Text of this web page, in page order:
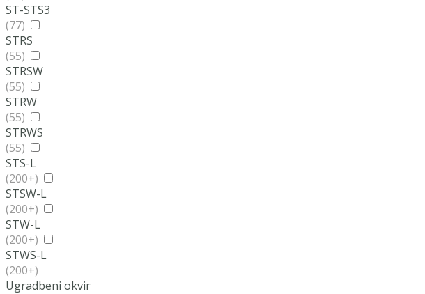
ST-STS3
(77)
STRS
(55)
STRSW
(55)
STRW
(55)
STRWS
(55)
STS-L
(200+)
STSW-L
(200+)
STW-L
(200+)
STWS-L
(200+)
Ugradbeni okvir